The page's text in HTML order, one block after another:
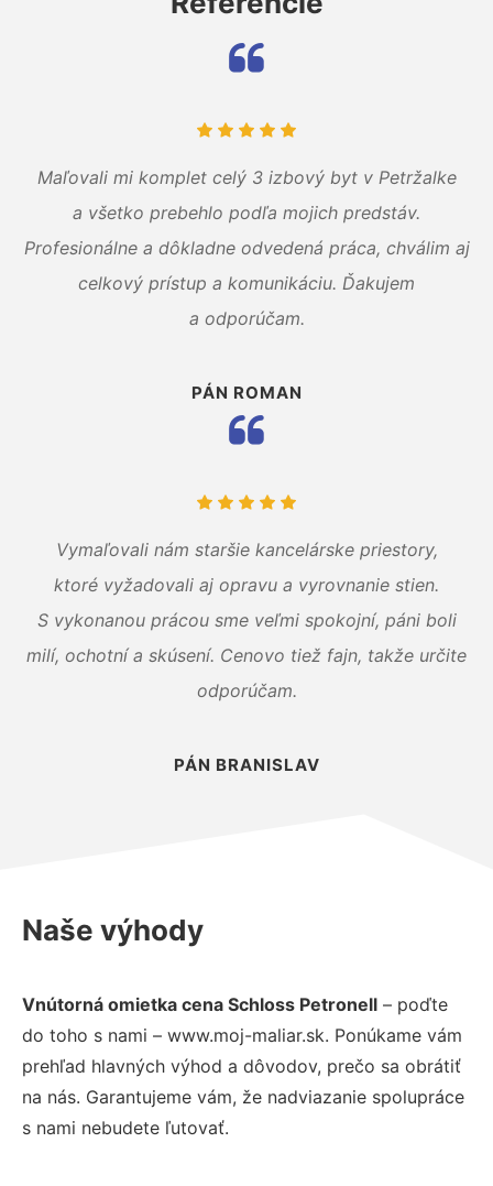
Maľovali mi komplet celý 3 izbový byt v Petržalke
a všetko prebehlo podľa mojich predstáv.
Profesionálne a dôkladne odvedená práca, chválim aj
celkový prístup a komunikáciu. Ďakujem
a odporúčam.
PÁN ROMAN
Vymaľovali nám staršie kancelárske priestory,
ktoré vyžadovali aj opravu a vyrovnanie stien.
S vykonanou prácou sme veľmi spokojní, páni boli
milí, ochotní a skúsení. Cenovo tiež fajn, takže určite
odporúčam.
PÁN BRANISLAV
Naše výhody
Vnútorná omietka cena Schloss Petronell – poďte
do toho s nami – www.moj-maliar.sk. Ponúkame vám
prehľad hlavných výhod a dôvodov, prečo sa obrátiť
na nás. Garantujeme vám, že nadviazanie spolupráce
s nami nebudete ľutovať.